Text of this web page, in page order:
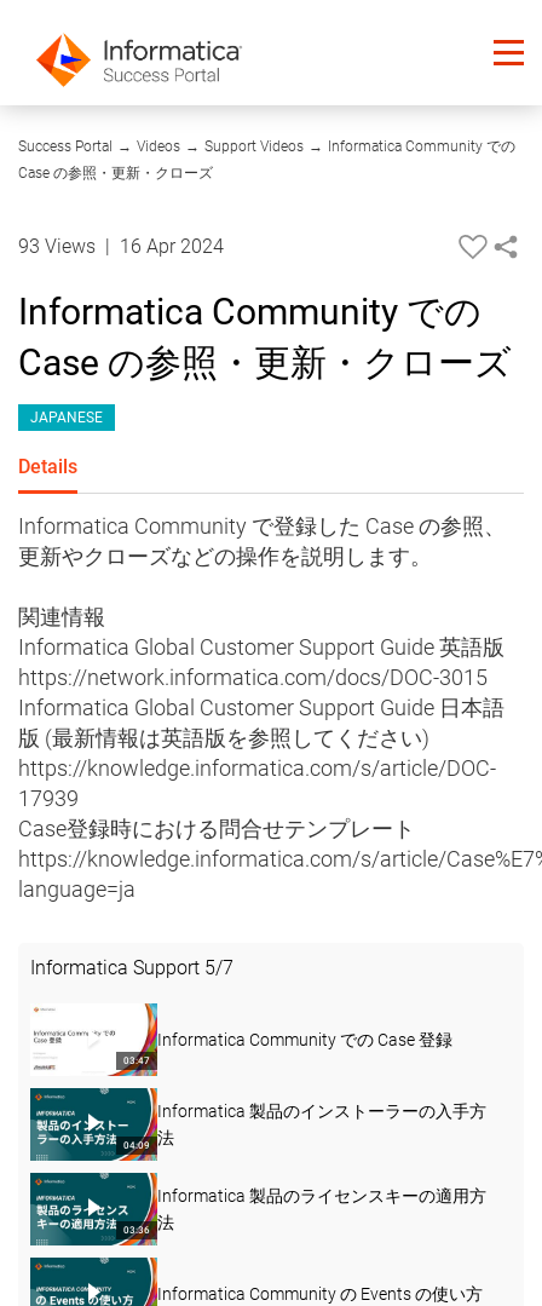
Success Portal → Videos → Support Videos →
Informatica Community での
Case の参照・更新・クローズ
04:10
93 Views 16 Apr 2024
Informatica Community での
Case の参照・更新・クローズ
JAPANESE
Details
Informatica Community で登録した Case の参照、
更新やクローズなどの操作を説明します。
関連情報
Informatica Global Customer Support Guide 英語版
https://network.informatica.com/docs/DOC-3015
Informatica Global Customer Support Guide 日本語
版 (最新情報は英語版を参照してください)
https://knowledge.informatica.com/s/article/DOC-
17939
Case登録時における問合せテンプレート
https://knowledge.informatica.com/s/article/
language=ja
Informatica Support 5/7
03:47
Informatica Community での Case 登録
04:09
Informatica 製品のインストーラーの入手方
法
03:36
Informatica 製品のライセンスキーの適用方
法
Informatica Community の Events の使い方